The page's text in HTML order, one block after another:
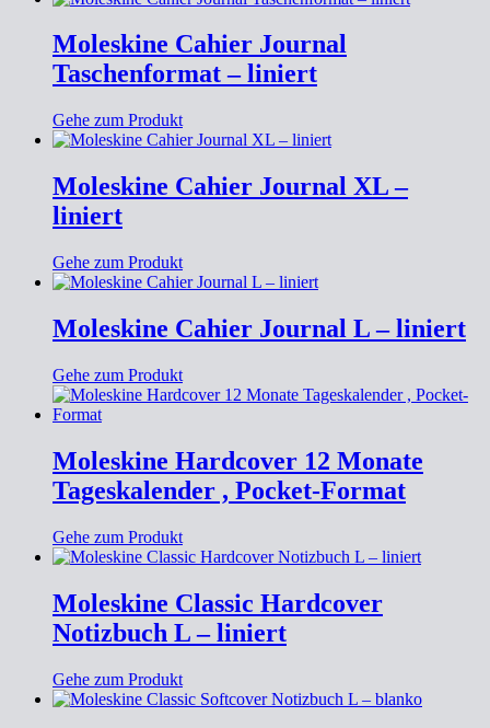
Moleskine Cahier Journal
Taschenformat – liniert
Gehe zum Produkt
Moleskine Cahier Journal XL –
liniert
Gehe zum Produkt
Moleskine Cahier Journal L – liniert
Gehe zum Produkt
Moleskine Hardcover 12 Monate
Tageskalender , Pocket-Format
Gehe zum Produkt
Moleskine Classic Hardcover
Notizbuch L – liniert
Gehe zum Produkt